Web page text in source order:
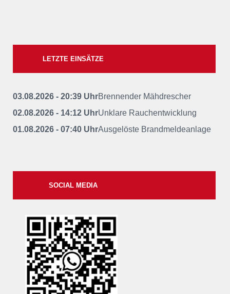
LETZTE EINSÄTZE
03.08.2026 - 20:39 UhrBrennender Mähdrescher
02.08.2026 - 14:12 UhrUnklare Rauchentwicklung
01.08.2026 - 07:40 UhrAusgelöste Brandmeldeanlage
SOCIAL MEDIA